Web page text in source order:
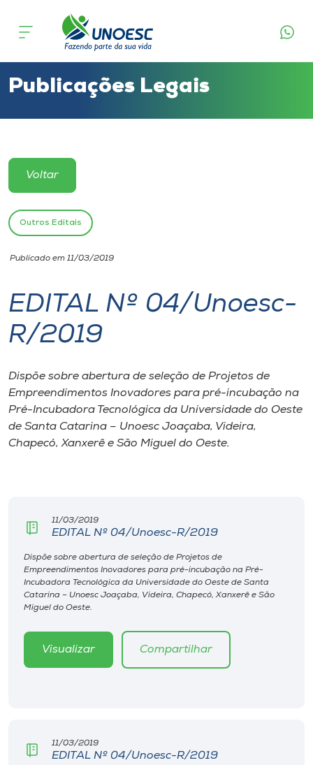
Cursos
Atendimento ao Estudante
Portal de Ensino
Unoesc
Internacionalização
I.nova
Diplomados
Cultura
Editora
Rádio
Museu
Selecione
Publicações Legais
Voltar
Outros Editais
Publicado em 11/03/2019
EDITAL Nº 04/Unoesc-
R/2019
Dispõe sobre abertura de seleção de Projetos de
Empreendimentos Inovadores para pré-incubação na
Pré-Incubadora Tecnológica da Universidade do Oeste
de Santa Catarina – Unoesc Joaçaba, Videira,
Chapecó, Xanxerê e São Miguel do Oeste.
11/03/2019
EDITAL Nº 04/Unoesc-R/2019
Dispõe sobre abertura de seleção de Projetos de
Empreendimentos Inovadores para pré-incubação na Pré-
Incubadora Tecnológica da Universidade do Oeste de Santa
Catarina – Unoesc Joaçaba, Videira, Chapecó, Xanxerê e São
Miguel do Oeste.
Visualizar Compartilhar
11/03/2019
EDITAL Nº 04/Unoesc-R/2019